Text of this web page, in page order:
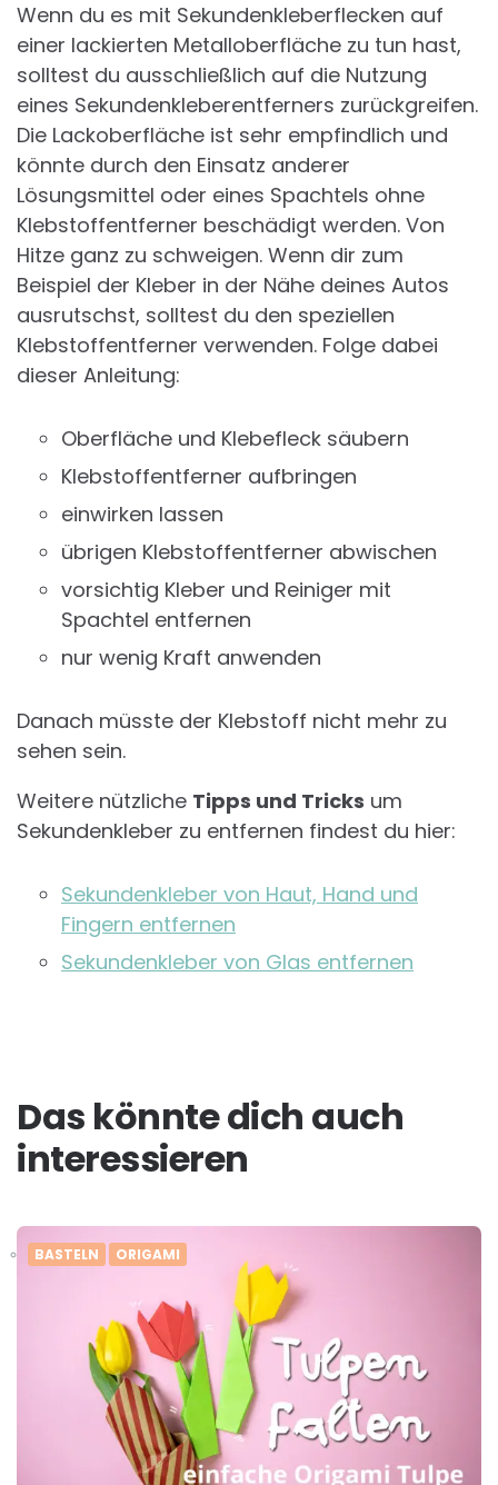
Wenn du es mit Sekundenkleberflecken auf
einer lackierten Metalloberfläche zu tun hast,
solltest du ausschließlich auf die Nutzung
eines Sekundenkleberentferners zurückgreifen.
Die Lackoberfläche ist sehr empfindlich und
könnte durch den Einsatz anderer
Lösungsmittel oder eines Spachtels ohne
Klebstoffentferner beschädigt werden. Von
Hitze ganz zu schweigen. Wenn dir zum
Beispiel der Kleber in der Nähe deines Autos
ausrutschst, solltest du den speziellen
Klebstoffentferner verwenden. Folge dabei
dieser Anleitung:
Oberfläche und Klebefleck säubern
Klebstoffentferner aufbringen
einwirken lassen
übrigen Klebstoffentferner abwischen
vorsichtig Kleber und Reiniger mit
Spachtel entfernen
nur wenig Kraft anwenden
Danach müsste der Klebstoff nicht mehr zu
sehen sein.
Weitere nützliche Tipps und Tricks um
Sekundenkleber zu entfernen findest du hier:
Sekundenkleber von Haut, Hand und
Fingern entfernen
Sekundenkleber von Glas entfernen
Das könnte dich auch
interessieren
BASTELN ORIGAMI